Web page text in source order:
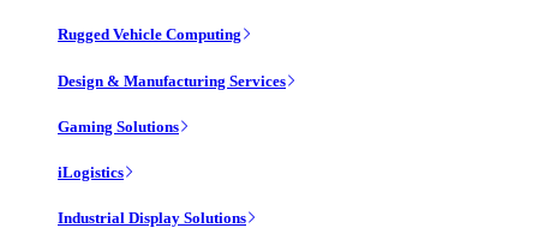
Rugged Vehicle Computing
Design & Manufacturing Services
Gaming Solutions
iLogistics
Industrial Display Solutions